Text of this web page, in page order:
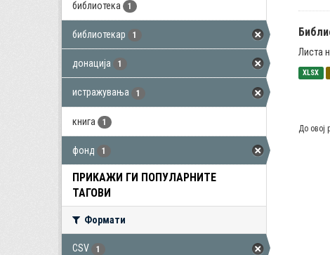
библиотека 1
библиотекар 1
донација 1
истражувања 1
книга 1
фонд 1
ПРИКАЖИ ГИ ПОПУЛАРНИТЕ
ТАГОВИ
Формати
CSV 1
Листа
XLSX
До овој